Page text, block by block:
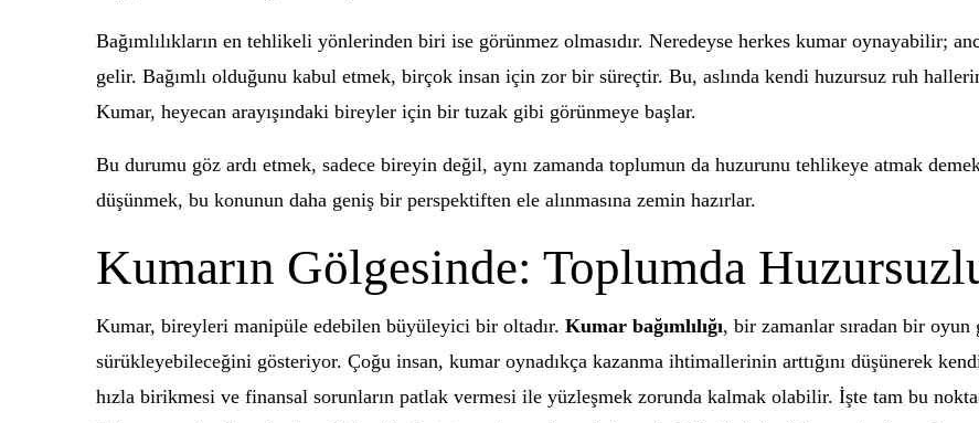
Bağımlılıkların en tehlikeli yönlerinden biri ise görünmez olmasıdır. Neredeyse herkes kumar oynayabilir;
gelir. Bağımlı olduğunu kabul etmek, birçok insan için zor bir süreçtir. Bu, aslında kendi huzursuz ruh
Kumar, heyecan arayışındaki bireyler için bir tuzak gibi görünmeye başlar.
Bu durumu göz ardı etmek, sadece bireyin değil, aynı zamanda toplumun da huzurunu tehlikeye atmak
düşünmek, bu konunun daha geniş bir perspektiften ele alınmasına zemin hazırlar.
Kumarın Gölgesinde: Toplumda
Kumar, bireyleri manipüle edebilen büyüleyici bir oltadır. Kumar bağımlılığı, bir zamanlar sıradan bir oyun
sürükleyebileceğini gösteriyor. Çoğu insan, kumar oynadıkça kazanma ihtimallerinin arttığını düşünerek
hızla birikmesi ve finansal sorunların patlak vermesi ile yüzleşmek zorunda kalmak olabilir. İşte tam bu